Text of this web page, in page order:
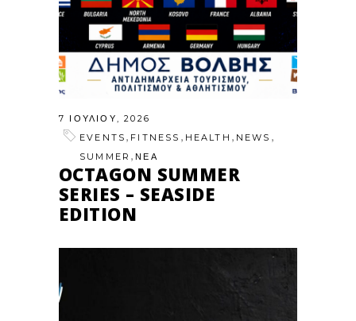
7 ΙΟΥΛΊΟΥ, 2026
EVENTS , FITNESS , HEALTH , NEWS ,
SUMMER ,ΝΕΑ
OCTAGON SUMMER
SERIES – SEASIDE
EDITION